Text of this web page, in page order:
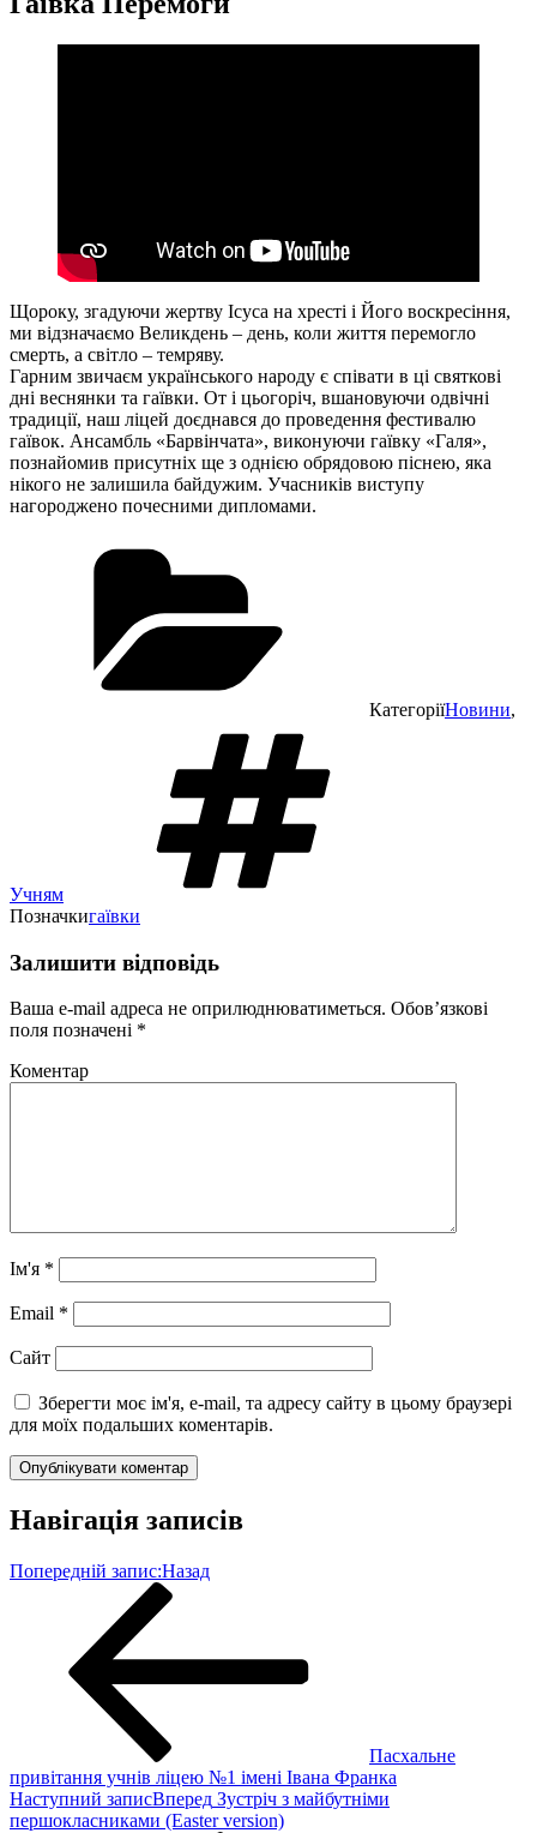
Щороку, згадуючи жертву Ісуса на хресті і Його воскресіння,
ми відзначаємо Великдень – день, коли життя перемогло
смерть, а світло – темряву.
Гарним звичаєм українського народу є співати в ці святкові
дні веснянки та гаївки. От і цьогоріч, вшановуючи одвічні
традиції, наш ліцей доєднався до проведення фестивалю
гаївок. Ансамбль «Барвінчата», виконуючи гаївку «Галя»,
познайомив присутніх ще з однією обрядовою піснею, яка
нікого не залишила байдужим. Учасників виступу
нагороджено почесними дипломами.
КатегоріїНовини,
Учням
Позначкигаївки
Залишити відповідь
Ваша e-mail адреса не оприлюднюватиметься. Обов’язкові
поля позначені *
Коментар
Ім'я *
Email *
Сайт
Зберегти моє ім'я, e-mail, та адресу сайту в цьому браузері
для моїх подальших коментарів.
Навігація записів
Попередній запис:Назад
Пасхальне
привітання учнів ліцею №1 імені Івана Франка
Наступний записВперед Зустріч з майбутніми
першокласниками (Easter version)